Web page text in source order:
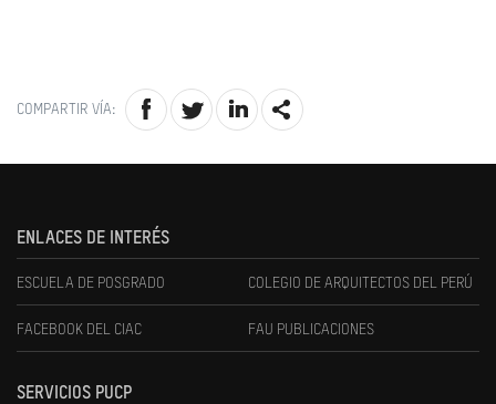
COMPARTIR VÍA:
ENLACES DE INTERÉS
ESCUELA DE POSGRADO COLEGIO DE ARQUITECTOS DEL PERÚ
FACEBOOK DEL CIAC FAU PUBLICACIONES
SERVICIOS PUCP